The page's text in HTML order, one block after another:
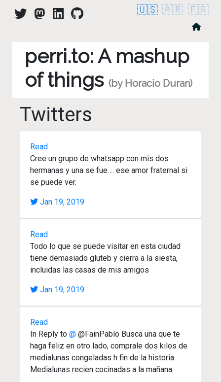
🇺🇸 🇦🇷 🇫🇷
perri.to: A mashup
of things (by Horacio Duran)
Twitters
Read
Cree un grupo de whatsapp con mis dos
hermanas y una se fue…. ese amor fraternal si
se puede ver.
Jan 19, 2019
Read
Todo lo que se puede visitar en esta ciudad
tiene demasiado gluteb y cierra a la siesta,
incluidas las casas de mis amigos
Jan 19, 2019
Read
In Reply to @ @FainPablo Busca una que te
haga feliz en otro lado, comprale dos kilos de
medialunas congeladas h fin de la historia.
Medialunas recien cocinadas a la mañana